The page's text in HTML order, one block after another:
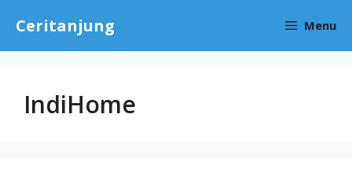
content
Ceritanjung Menu
IndiHome